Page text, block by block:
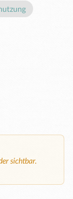
sichtbar.